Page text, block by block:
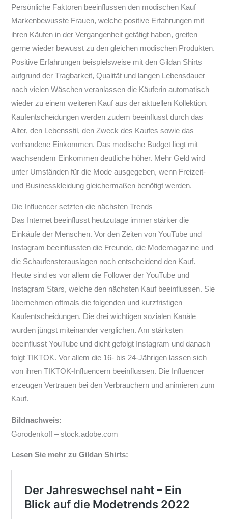
Persönliche Faktoren beeinflussen den modischen Kauf
Markenbewusste Frauen, welche positive Erfahrungen mit
ihren Käufen in der Vergangenheit getätigt haben, greifen
gerne wieder bewusst zu den gleichen modischen Produkten.
Positive Erfahrungen beispielsweise mit den Gildan Shirts
aufgrund der Tragbarkeit, Qualität und langen Lebensdauer
nach vielen Wäschen veranlassen die Käuferin automatisch
wieder zu einem weiteren Kauf aus der aktuellen Kollektion.
Kaufentscheidungen werden zudem beeinflusst durch das
Alter, den Lebensstil, den Zweck des Kaufes sowie das
vorhandene Einkommen. Das modische Budget liegt mit
wachsendem Einkommen deutliche höher. Mehr Geld wird
unter Umständen für die Mode ausgegeben, wenn Freizeit-
und Businesskleidung gleichermaßen benötigt werden.
Die Influencer setzten die nächsten Trends
Das Internet beeinflusst heutzutage immer stärker die
Einkäufe der Menschen. Vor den Zeiten von YouTube und
Instagram beeinflussten die Freunde, die Modemagazine und
die Schaufensterauslagen noch entscheidend den Kauf.
Heute sind es vor allem die Follower der YouTube und
Instagram Stars, welche den nächsten Kauf beeinflussen. Sie
übernehmen oftmals die folgenden und kurzfristigen
Kaufentscheidungen. Die drei wichtigen sozialen Kanäle
wurden jüngst miteinander verglichen. Am stärksten
beeinflusst YouTube und dicht gefolgt Instagram und danach
folgt TIKTOK. Vor allem die 16- bis 24-Jährigen lassen sich
von ihren TIKTOK-Influencern beeinflussen. Die Influencer
erzeugen Vertrauen bei den Verbrauchern und animieren zum
Kauf.
Bildnachweis:
Gorodenkoff – stock.adobe.com
Lesen Sie mehr zu Gildan Shirts: